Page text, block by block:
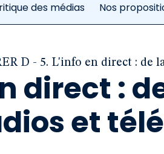
des médias Nos
D - 5. L'info en direct : de
direct :
et